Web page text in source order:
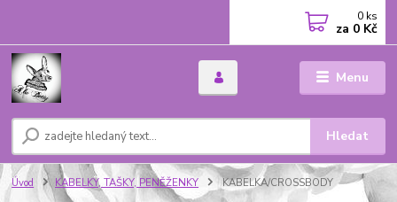
Menu
Hledat
0 ks
za 0 Kč
Úvod KABELKY, TAŠKY, PENĚŽENKY KABELKA/CROSSBODY